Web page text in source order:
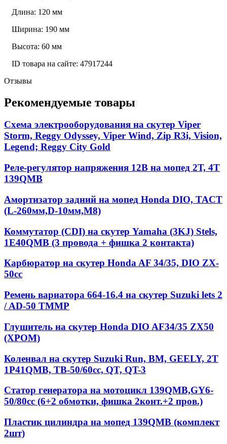
Длина: 120 мм
Ширина: 190 мм
Высота: 60 мм
ID товара на сайте: 47917244
Отзывы
Рекомендуемые товары
Схема электрооборудования на скутер Viper
Storm, Reggy Odyssey, Viper Wind, Zip R3i, Vision,
Legend; Reggy City Gold
Реле-регулятор напряжения 12В на мопед 2Т, 4Т
139QMB
Амортизатор задний на мопед Honda DIO, TACT
(L-260мм,D-10мм,М8)
Коммутатор (CDI) на скутер Yamaha (3KJ) Stels,
1E40QMB (3 провода + фишка 2 контакта)
Карбюратор на скутер Honda AF 34/35, DIO ZX-
50cc
Ремень вариатора 664-16.4 на скутер Suzuki lets 2
/ AD-50 TMMP
Глушитель на скутер Honda DIO AF34/35 ZX50
(ХРОМ)
Коленвал на скутер Suzuki Run, BM, GEELY, 2T
1P41QMB, ТВ-50/60сс, QT, QT-3
Статор генератора на мотоцикл 139QМВ,GY6-
50/80сс (6+2 обмотки, фишка 2конт.+2 пров.)
Пластик цилиндра на мопед 139QMB (комплект
2шт)